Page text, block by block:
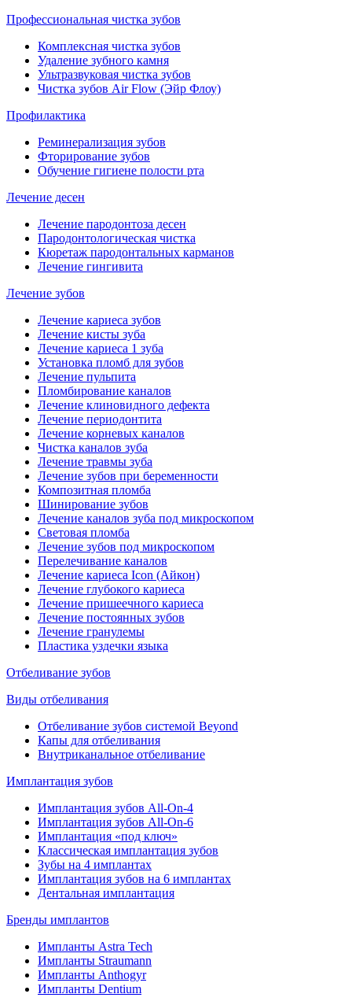
Профессиональная чистка зубов
Комплексная чистка зубов
Удаление зубного камня
Ультразвуковая чистка зубов
Чистка зубов Air Flow (Эйр Флоу)
Профилактика
Реминерализация зубов
Фторирование зубов
Обучение гигиене полости рта
Лечение десен
Лечение пародонтоза десен
Пародонтологическая чистка
Кюретаж пародонтальных карманов
Лечение гингивита
Лечение зубов
Лечение кариеса зубов
Лечение кисты зуба
Лечение кариеса 1 зуба
Установка пломб для зубов
Лечение пульпита
Пломбирование каналов
Лечение клиновидного дефекта
Лечение периодонтита
Лечение корневых каналов
Чистка каналов зуба
Лечение травмы зуба
Лечение зубов при беременности
Композитная пломба
Шинирование зубов
Лечение каналов зуба под микроскопом
Световая пломба
Лечение зубов под микроскопом
Перелечивание каналов
Лечение кариеса Icon (Айкон)
Лечение глубокого кариеса
Лечение пришеечного кариеса
Лечение постоянных зубов
Лечение гранулемы
Пластика уздечки языка
Отбеливание зубов
Виды отбеливания
Отбеливание зубов системой Beyond
Капы для отбеливания
Внутриканальное отбеливание
Имплантация зубов
Имплантация зубов All-On-4
Имплантация зубов All-On-6
Имплантация «под ключ»
Классическая имплантация зубов
Зубы на 4 имплантах
Имплантация зубов на 6 имплантах
Дентальная имплантация
Бренды имплантов
Импланты Astra Tech
Импланты Straumann
Импланты Anthogyr
Импланты Dentium